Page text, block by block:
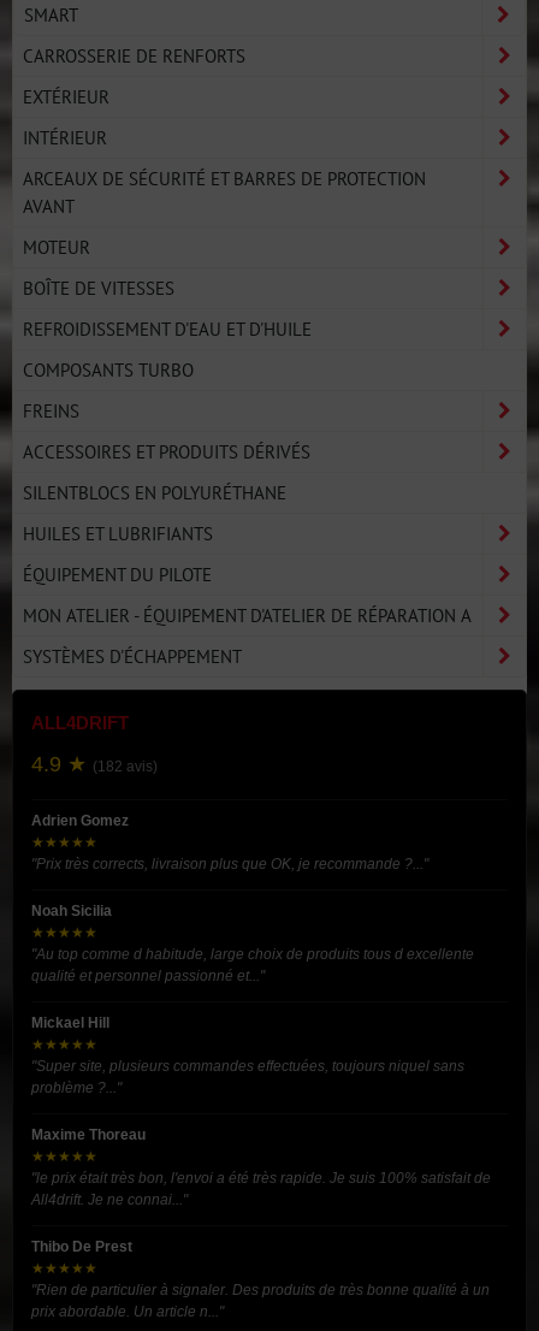
SMART
CARROSSERIE DE RENFORTS
EXTÉRIEUR
INTÉRIEUR
ARCEAUX DE SÉCURITÉ ET BARRES DE PROTECTION
AVANT
MOTEUR
BOÎTE DE VITESSES
REFROIDISSEMENT D'EAU ET D'HUILE
COMPOSANTS TURBO
FREINS
ACCESSOIRES ET PRODUITS DÉRIVÉS
SILENTBLOCS EN POLYURÉTHANE
HUILES ET LUBRIFIANTS
ÉQUIPEMENT DU PILOTE
MON ATELIER - ÉQUIPEMENT D'ATELIER DE RÉPARATION A
SYSTÈMES D'ÉCHAPPEMENT
ALL4DRIFT
4.9 ★ (182 avis)
Adrien Gomez
★★★★★
"Prix très corrects, livraison plus que OK, je recommande ?..."
Noah Sicilia
★★★★★
"Au top comme d habitude, large choix de produits tous d excellente
qualité et personnel passionné et..."
Mickael Hill
★★★★★
"Super site, plusieurs commandes effectuées, toujours niquel sans
problème ?..."
Maxime Thoreau
★★★★★
"le prix était très bon, l'envoi a été très rapide. Je suis 100% satisfait de
All4drift. Je ne connai..."
Thibo De Prest
★★★★★
"Rien de particulier à signaler. Des produits de très bonne qualité à un
prix abordable. Un article n..."